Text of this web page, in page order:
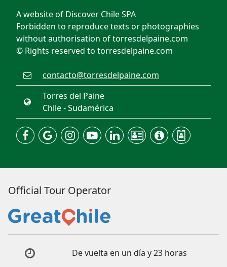
A website of Discover Chile SPA
Forbidden to reproduce texts or photographies
without authorisation of torresdelpaine.com
© Rights reserved to torresdelpaine.com
contacto@torresdelpaine.com
Torres del Paine
Chile - Sudamérica
Official Tour Operator
De vuelta en un día y 23 horas